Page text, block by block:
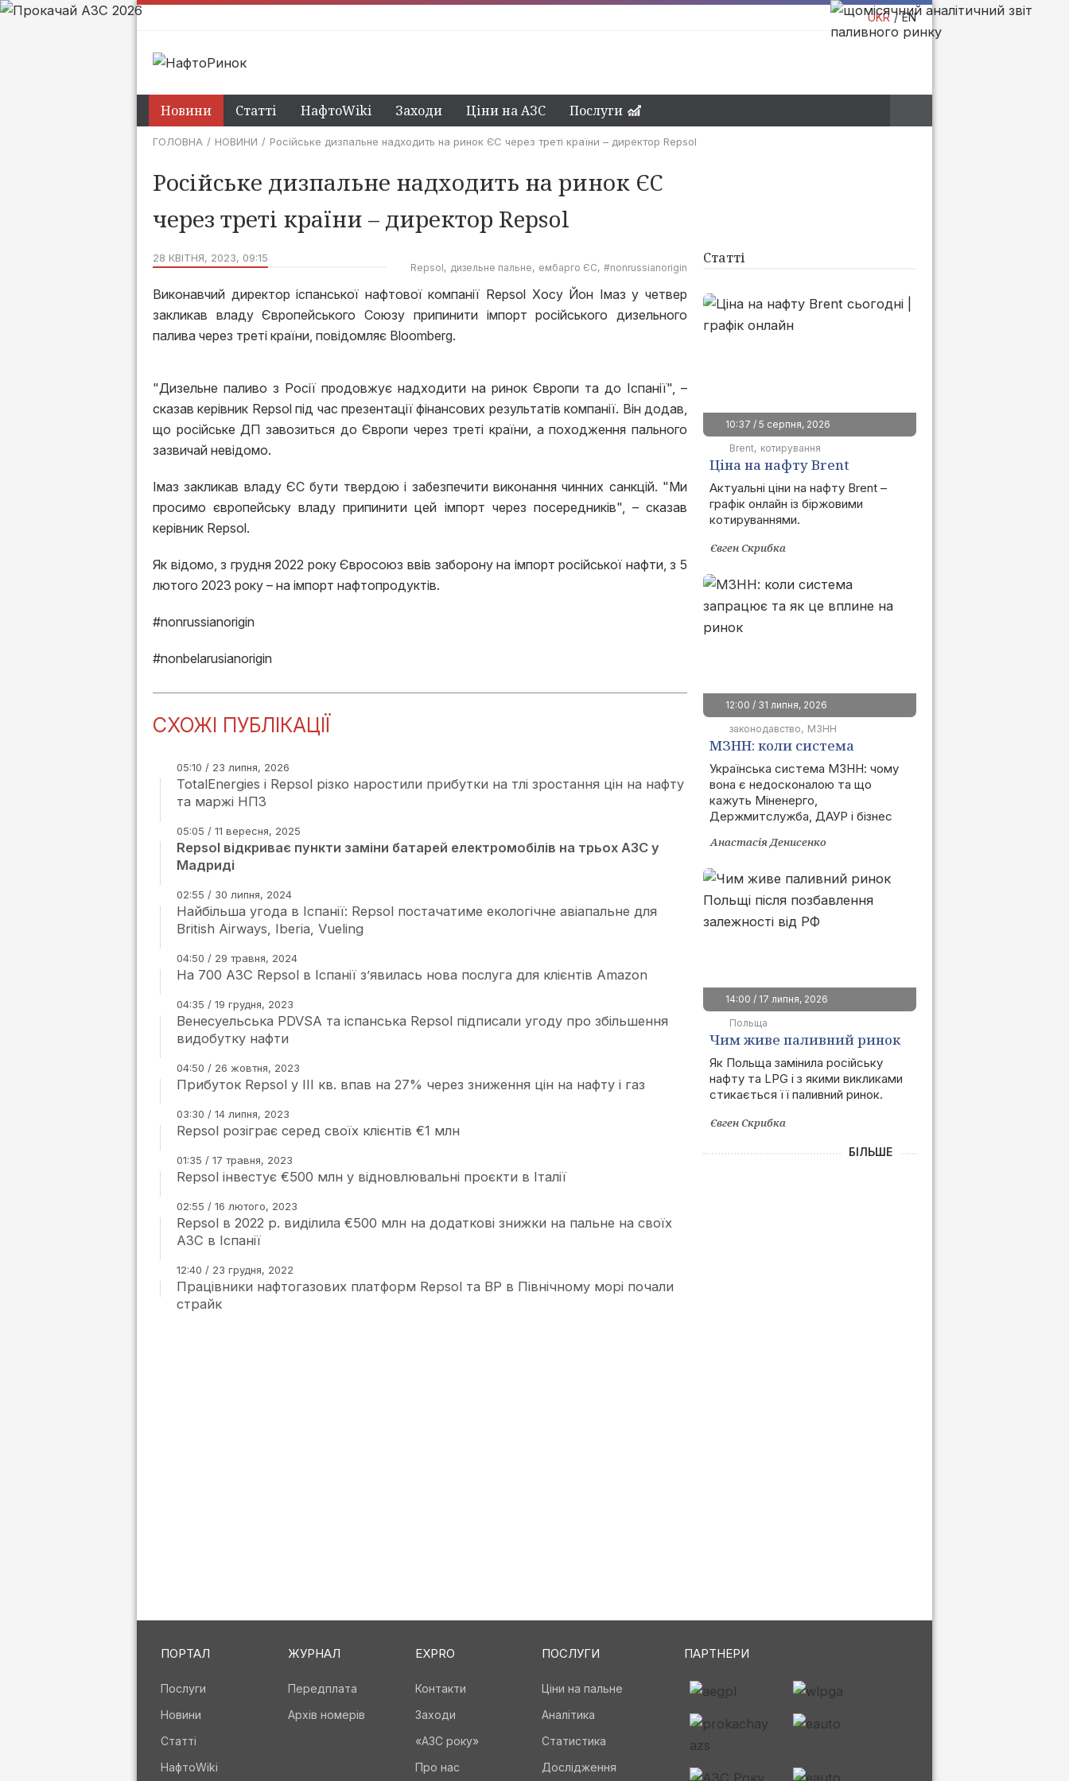
UKR EN
Новини Статті НафтоWiki Заходи Ціни на АЗС Послуги
ГОЛОВНА НОВИНИ Російське дизпальне надходить на ринок ЄС через треті країни – директор Repsol
Російське дизпальне надходить на ринок ЄС
через треті країни – директор Repsol
28 КВІТНЯ, 2023, 09:15
Repsol дизельне пальне ембарго ЄС #nonrussianorigin
Виконавчий директор іспанської нафтової компанії Repsol Хосу Йон Імаз у четвер
закликав владу Європейського Союзу припинити імпорт російського дизельного
палива через треті країни, повідомляє Bloomberg.
"Дизельне паливо з Росії продовжує надходити на ринок Європи та до Іспанії", –
сказав керівник Repsol під час презентації фінансових результатів компанії. Він додав,
що російське ДП завозиться до Європи через треті країни, а походження пального
зазвичай невідомо.
Імаз закликав владу ЄС бути твердою і забезпечити виконання чинних санкцій. "Ми
просимо європейську владу припинити цей імпорт через посередників", – сказав
керівник Repsol.
Як відомо, з грудня 2022 року Євросоюз ввів заборону на імпорт російської нафти, з 5
лютого 2023 року – на імпорт нафтопродуктів.
#nonrussianorigin
#nonbelarusianorigin
СХОЖІ ПУБЛІКАЦІЇ
05:10 / 23 липня, 2026
TotalEnergies і Repsol різко наростили прибутки на тлі зростання цін на нафту
та маржі НПЗ
05:05 / 11 вересня, 2025
Repsol відкриває пункти заміни батарей електромобілів на трьох АЗС у
Мадриді
02:55 / 30 липня, 2024
Найбільша угода в Іспанії: Repsol постачатиме екологічне авіапальне для
British Airways, Iberia, Vueling
04:50 / 29 травня, 2024
На 700 АЗС Repsol в Іспанії з’явилась нова послуга для клієнтів Amazon
04:35 / 19 грудня, 2023
Венесуельська PDVSA та іспанська Repsol підписали угоду про збільшення
видобутку нафти
04:50 / 26 жовтня, 2023
Прибуток Repsol у ІІІ кв. впав на 27% через зниження цін на нафту і газ
03:30 / 14 липня, 2023
Repsol розіграє серед своїх клієнтів €1 млн
01:35 / 17 травня, 2023
Repsol інвестує €500 млн у відновлювальні проєкти в Італії
02:55 / 16 лютого, 2023
Repsol в 2022 р. виділила €500 млн на додаткові знижки на пальне на своїх
АЗС в Іспанії
12:40 / 23 грудня, 2022
Працівники нафтогазових платформ Repsol та BP в Північному морі почали
страйк
Статті
10:37 / 5 серпня, 2026
Brent котирування
Ціна на нафту Brent
сьогодні | графік онлайн
Актуальні ціни на нафту Brent –
графік онлайн із біржовими
котируваннями.
Євген Скрибка
12:00 / 31 липня, 2026
законодавство
МЗНН
МЗНН: коли система
запрацює та як це вплине
на ринок
Українська система МЗНН: чому
вона є недосконалою та що
кажуть Міненерго,
Держмитслужба, ДАУР і бізнес
Анастасія Денисенко
14:00 / 17 липня, 2026
Польща
Чим живе паливний ринок
Польщі після позбавлення
залежності від РФ
Як Польща замінила російську
нафту та LPG і з якими викликами
стикається її паливний ринок.
Євген Скрибка
БІЛЬШЕ
ПОРТАЛ
Послуги
Новини
Статті
НафтоWiki
ЖУРНАЛ
Передплата
Архів номерів
EXPRO
Контакти
Заходи
«АЗС року»
Про нас
ПОСЛУГИ
Ціни на пальне
Аналітика
Статистика
Дослідження
ПАРТНЕРИ